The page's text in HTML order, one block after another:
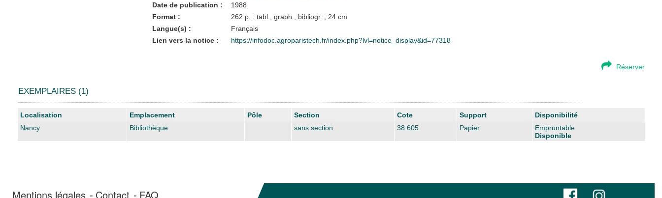
Date de publication :
1988
Format :
262 p. : tabl., graph., bibliogr. ; 24 cm
Langue(s) :
Français
Lien vers la notice :
https://infodoc.agroparistech.fr/index.php?lvl=notice_display&id=77318
Réserver
EXEMPLAIRES (1)
Liste des exemplaires
Localisation Emplacement Pôle Section Cote Support
Disponibilité
Nancy
Bibliothèque sans section 38.605 Papier
Empruntable
Disponible
Mentions légales Contact FAQ